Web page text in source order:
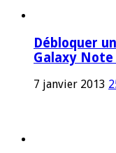
Débloquer
Galaxy Note
7 janvier 2013